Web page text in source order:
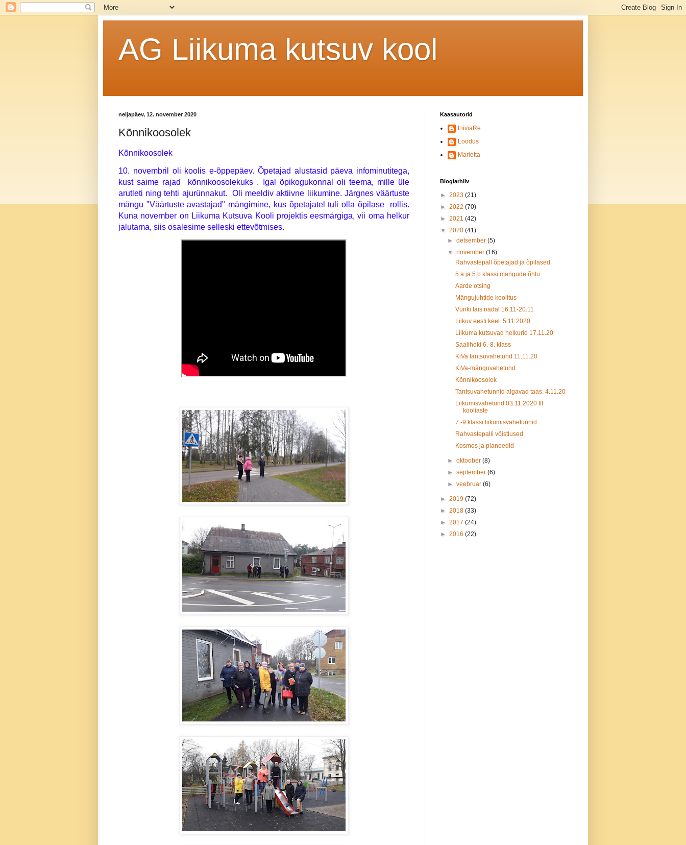
AG Liikuma kutsuv kool
neljapäev, 12. november 2020
Kõnnikoosolek
Kõnnikoosolek
10. novembril oli koolis e-õppepäev. Õpetajad alustasid päeva infominutitega,
kust saime rajad  kõnnikoosolekuks . Igal õpikogukonnal oli teema, mille üle
arutleti ning tehti ajurünnakut.  Oli meeldiv aktiivne liikumine. Järgnes väärtuste
mängu "Väärtuste avastajad" mängimine, kus õpetajatel tuli olla õpilase  rollis.
Kuna november on Liikuma Kutsuva Kooli projektis eesmärgiga, vii oma helkur
jalutama, siis osalesime selleski ettevõtmises.
Kaasautorid
LiiviaRe
Loodus
Marietta
Blogiarhiiv
► 2023 (21)
► 2022 (70)
► 2021 (42)
▼ 2020 (41)
►detsember(5)
▼november(16)
Rahvastepall õpetajad ja õpilased
5.a ja 5.b klassi mängude õhtu
Aarde otsing
Mängujuhtide koolitus
Vunki täis nädal 16.11-20.11
Liikuv eesti keel. 5.11.2020
Liikuma kutsuvad helkurid 17.11.20
Saalihoki 6.-8. klass
KiVa tantsuvahetund 11.11.20
KiVa-mänguvahetund
Kõnnikoosolek
Tantsuvahetunnid algavad taas. 4.11.20
Liikumisvahetund 03.11.2020 III
kooliaste
7.-9.klassi liikumisvahetunnid
Rahvastepalli võistlused
Kosmos ja planeedid
►oktoober(8)
►september(6)
►veebruar(6)
► 2019 (72)
► 2018 (33)
► 2017 (24)
► 2016 (22)